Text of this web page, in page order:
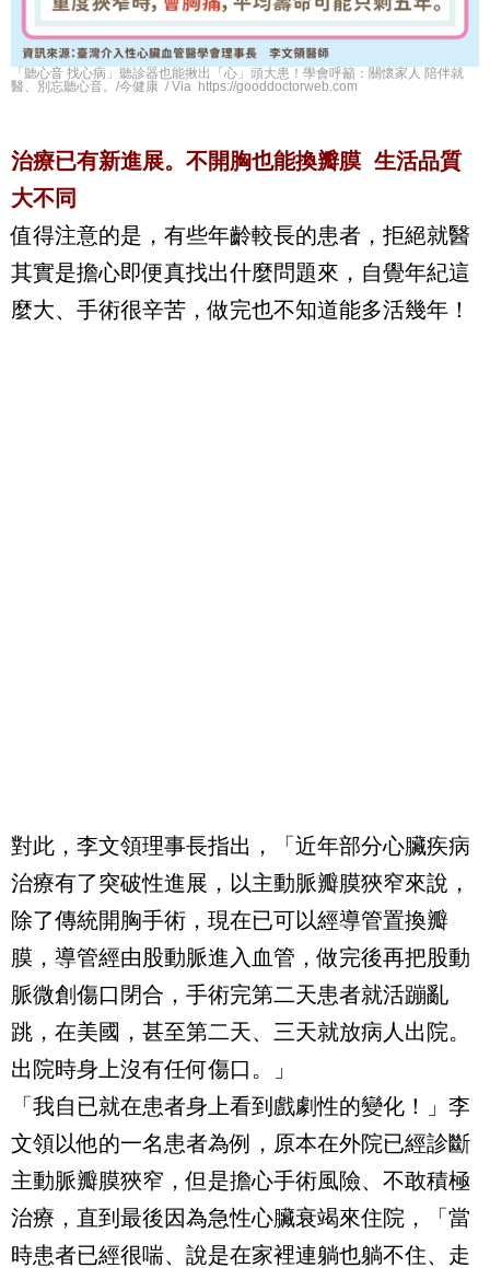
「聽心音 找心病」聽診器也能揪出「心」頭大患！學會呼籲：關懷家人 陪伴就
醫、別忘聽心音。/今健康 / Via https://gooddoctorweb.com
治療已有新進展。不開胸也能換瓣膜 生活品質
大不同
值得注意的是，有些年齡較長的患者，拒絕就醫
其實是擔心即便真找出什麼問題來，自覺年紀這
麼大、手術很辛苦，做完也不知道能多活幾年！
對此，李文領理事長指出，「近年部分心臟疾病
治療有了突破性進展，以主動脈瓣膜狹窄來說，
除了傳統開胸手術，現在已可以經導管置換瓣
膜，導管經由股動脈進入血管，做完後再把股動
脈微創傷口閉合，手術完第二天患者就活蹦亂
跳，在美國，甚至第二天、三天就放病人出院。
出院時身上沒有任何傷口。」
「我自已就在患者身上看到戲劇性的變化！」李
文領以他的一名患者為例，原本在外院已經診斷
主動脈瓣膜狹窄，但是擔心手術風險、不敢積極
治療，直到最後因為急性心臟衰竭來住院，「當
時患者已經很喘、說是在家裡連躺也躺不住、走